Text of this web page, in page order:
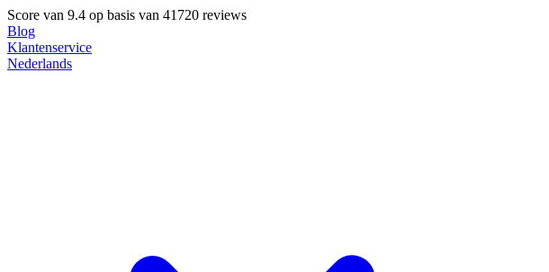
Score van 9.4 op basis van 41720 reviews
Blog
Klantenservice
Nederlands